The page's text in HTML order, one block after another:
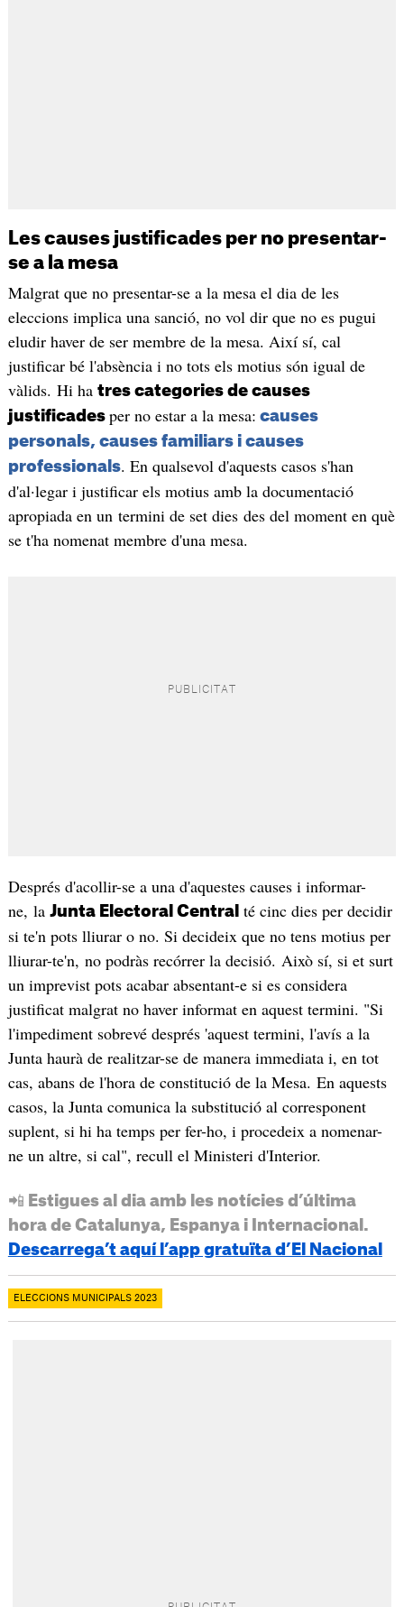
Les causes justificades per no presentar-
se a la mesa
Malgrat que no presentar-se a la mesa el dia de les
eleccions implica una sanció, no vol dir que no es pugui
eludir haver de ser membre de la mesa. Així sí, cal
justificar bé l'absència i no tots els motius són igual de
vàlids. Hi ha tres categories de causes
justificades per no estar a la mesa: causes
personals, causes familiars i causes
professionals. En qualsevol d'aquests casos s'han
d'al·legar i justificar els motius amb la documentació
apropiada en un termini de set dies des del moment en què
se t'ha nomenat membre d'una mesa.
Després d'acollir-se a una d'aquestes causes i informar-
ne, la Junta Electoral Central té cinc dies per decidir
si te'n pots lliurar o no. Si decideix que no tens motius per
lliurar-te'n, no podràs recórrer la decisió. Això sí, si et surt
un imprevist pots acabar absentant-e si es considera
justificat malgrat no haver informat en aquest termini. "Si
l'impediment sobrevé després 'aquest termini, l'avís a la
Junta haurà de realitzar-se de manera immediata i, en tot
cas, abans de l'hora de constitució de la Mesa. En aquests
casos, la Junta comunica la substitució al corresponent
suplent, si hi ha temps per fer-ho, i procedeix a nomenar-
ne un altre, si cal", recull el Ministeri d'Interior.
📲 Estigues al dia amb les notícies d’última
hora de Catalunya, Espanya i Internacional.
Descarrega’t aquí l’app gratuïta d’El Nacional
ELECCIONS MUNICIPALS 2023